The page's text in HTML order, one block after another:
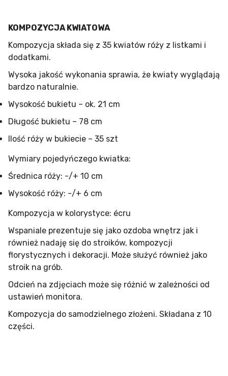
KOMPOZYCJA KWIATOWA
Kompozycja składa się z 35 kwiatów róży z listkami i
dodatkami.
Wysoka jakość wykonania sprawia, że kwiaty wyglądają
bardzo naturalnie.
Wysokość bukietu – ok. 21 cm
Długość bukietu – 78 cm
Ilość róży w bukiecie – 35 szt
Wymiary pojedyńczego kwiatka:
Średnica róży: -/+ 10 cm
Wysokość róży: -/+ 6 cm
Kompozycja w kolorystyce: écru
Wspaniale prezentuje się jako ozdoba wnętrz jak i
również nadaję się do stroików, kompozycji
florystycznych i dekoracji. Może służyć również jako
stroik na grób.
Odcień na zdjęciach może się różnić w zależności od
ustawień monitora.
Kompozycja do samodzielnego złożeni. Składana z 10
części.